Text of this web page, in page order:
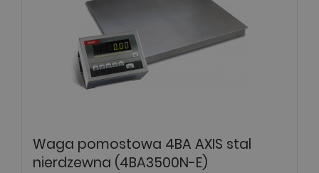
Waga pomostowa 4BA AXIS stal
nierdzewna (4BA3500N-E)